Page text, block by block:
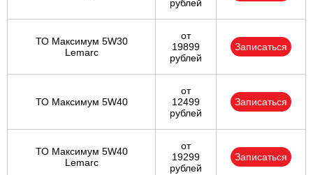
рублей
ТО Максимум 5W30
Lemarc
от
19899
рублей
Записаться
ТО Максимум 5W40
от
12499
рублей
Записаться
ТО Максимум 5W40
Lemarc
от
19299
рублей
Записаться